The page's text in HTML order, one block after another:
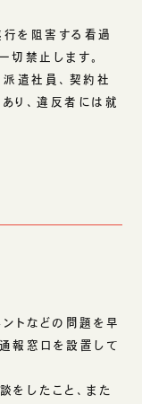
を阻害する看過
切禁止します。
派遣社員、契約社
り、違反者には就
トなどの問題を早
報窓口を設置して
をしたこと、また